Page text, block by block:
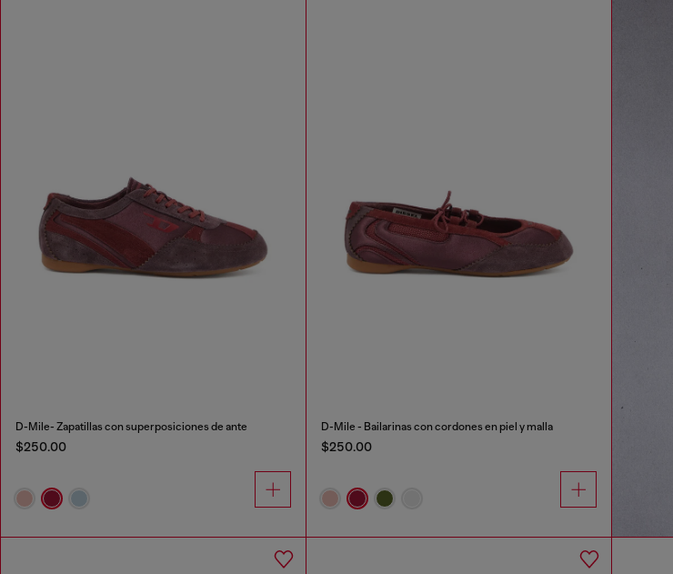
D-Mile- Zapatillas con superposiciones de ante
$250.00
D-Mile - Bailarinas con cordones en piel y malla
$250.00